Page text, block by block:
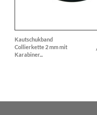
Kautschukband
Collierkette 2 mm mit
Karabiner...